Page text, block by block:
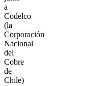
a
Codelco
(la
Corporación
Nacional
del
Cobre
de
Chile)